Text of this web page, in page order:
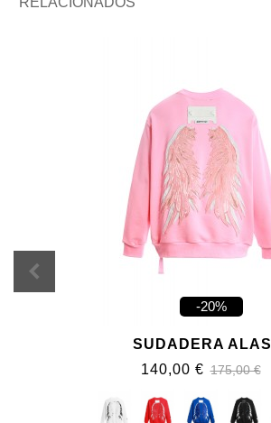
-20%
SUDADERA ALAS
140,00 € 175,00 €